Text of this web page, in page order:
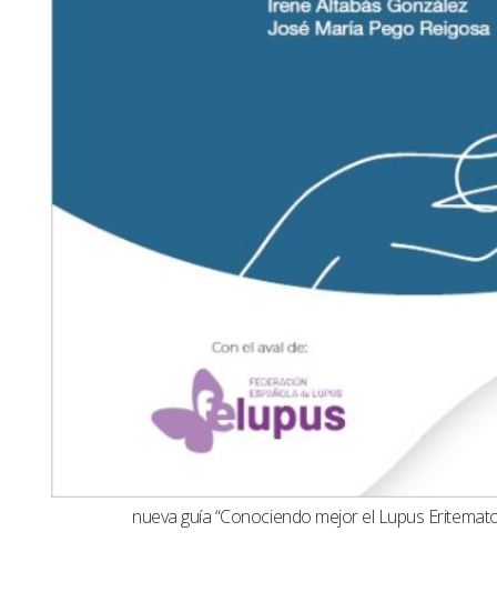
nueva guía “Conociendo mejor el Lupus